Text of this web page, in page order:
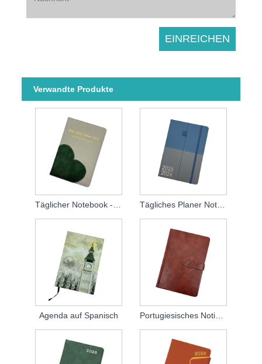
Verwandte Produkte
Agenda auf Spanisch